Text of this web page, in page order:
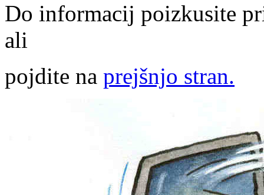
Do informacij poizkusite
ali
pojdite na prejšnjo stran.